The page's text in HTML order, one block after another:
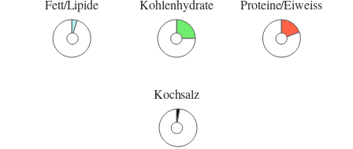
Fett/Lipide
Kohlenhydrate Proteine/Eiweiss
Kochsalz